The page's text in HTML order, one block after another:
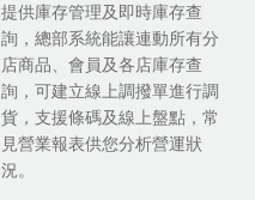
提供庫存管理及即時庫存查
詢，總部系統能讓連動所有分
店商品、會員及各店庫存查
詢，可建立線上調撥單進行調
貨，支援條碼及線上盤點，常
見營業報表供您分析營運狀
況。